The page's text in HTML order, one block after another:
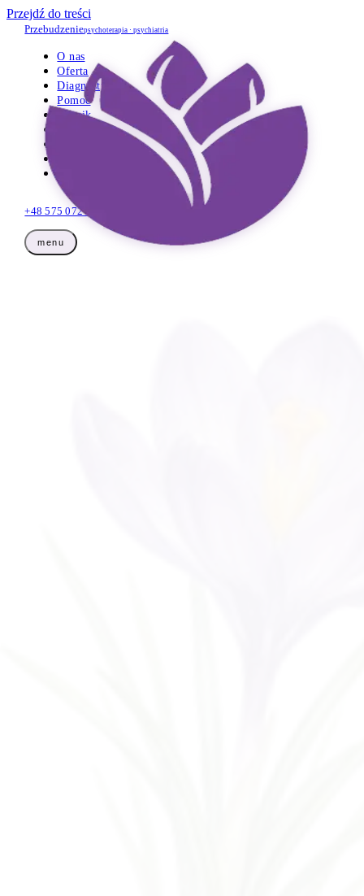
Przejdź do treści
Przebudzeniepsychoterapia · psychiatria
O nas
Oferta
Diagnostyka
Pomoc
Cennik
+48 575 072 425
menu